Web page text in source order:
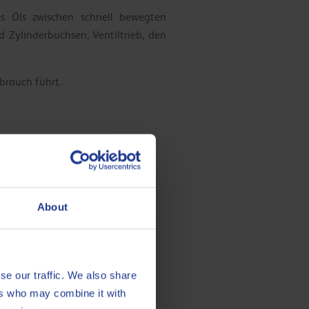
About
our traffic. We also share
who may combine it with
zwischen schnell bewegten
Zylinderbuchsen, Ventiltrieb, den
führt.
Folgen sind aber ein höheres